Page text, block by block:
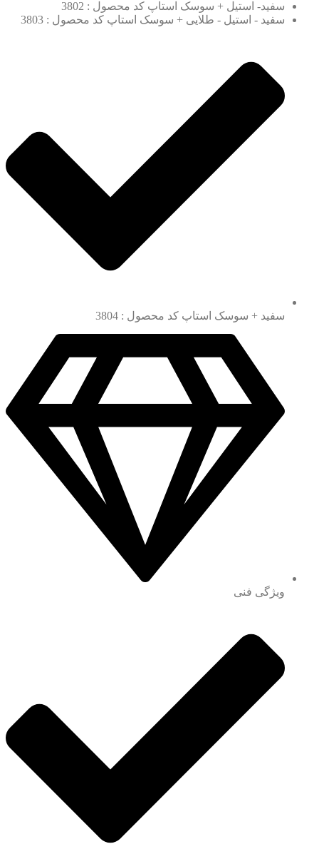
سفید- استیل + سوسک استاپ کد محصول : 3802
سفید - استیل - طلایی + سوسک استاپ کد محصول : 3803
سفید + سوسک استاپ کد محصول : 3804
ویژگی فنی